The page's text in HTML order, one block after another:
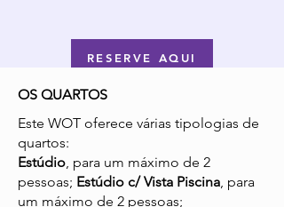
RESERVE AQUI
OS QUARTOS
Este WOT oferece várias tipologias de
quartos:
Estúdio, para um máximo de 2
pessoas; Estúdio c/ Vista Piscina, para
um máximo de 2 pessoas;